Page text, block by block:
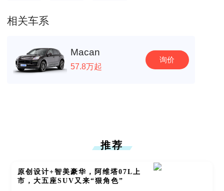
相关车系
Macan
57.8万起
询价
推荐
原创设计+智美豪华，阿维塔07L上
市，大五座SUV又来“狠角色”